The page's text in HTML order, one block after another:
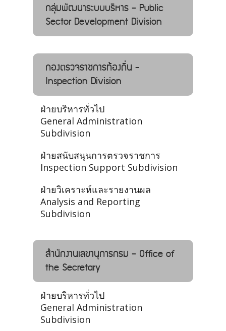
กลุ่มพัฒนาระบบบริหาร - Public
Sector Development Division
กองตรวจราชการท้องถิ่น -
Inspection Division
ฝ่ายบริหารทั่วไป
General Administration
Subdivision
ฝ่ายสนับสนุนการตรวจราชการ
Inspection Support Subdivision
ฝ่ายวิเคราะห์และรายงานผล
Analysis and Reporting
Subdivision
สำนักงานเลขานุการกรม - Office of
the Secretary
ฝ่ายบริหารทั่วไป
General Administration
Subdivision